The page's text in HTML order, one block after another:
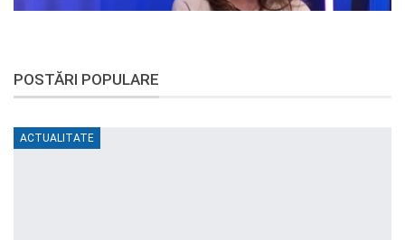
POSTĂRI POPULARE
ACTUALITATE